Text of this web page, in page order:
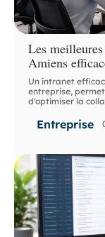
Les
Amiens
Un intranet
entreprise,
d'optimiser la
Entreprise